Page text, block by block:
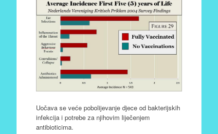
Uočava se veće pobolijevanje djece od bakterijskih
infekcija i potrebe za njihovim liječenjem
antibioticima.